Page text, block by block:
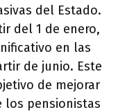
del Estado.
del 1 de enero,
en las
de junio. Este
de mejorar
los pensionistas